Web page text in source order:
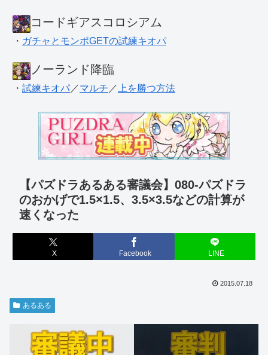
コードギアスコロシアム
・ ガチャとモンポGETの試練キオパ
ノーランド降臨
・ 試練キオパ ／マルチ ／ 上を勝つ方法
【パズドラあるある審議会】080-パズドラ
のおかげで1.5×1.5、3.5×3.5などの計算が
速くなった
X Facebook LINE
2015.07.18
あるある